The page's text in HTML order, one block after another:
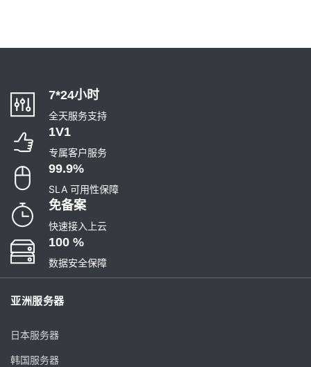
7*24小时
全天服务支持
1V1
专属客户服务
99.9%
SLA 可用性保障
免备案
快速接入上云
100 %
数据安全保障
亚洲服务器
日本服务器
韩国服务器